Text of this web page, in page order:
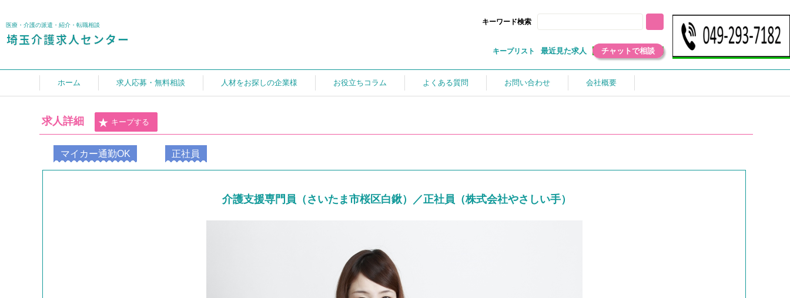
医療・介護の派遣・紹介・転職相談 キーワード検索
キープリスト 最近見た求人 チャットで相談
ホーム 求人応募・無料相談 人材をお探しの企業様 お役立ちコラム よくある質問 お問い合わせ 会社概要
求人詳細 キープする
マイカー通勤OK 正社員
介護支援専門員（さいたま市桜区白鍬）／正社員（株式会社やさしい手）